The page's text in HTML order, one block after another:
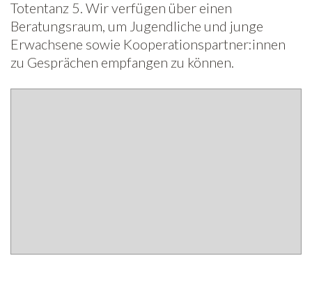
Totentanz 5. Wir verfügen über einen
Beratungsraum, um Jugendliche und junge
Erwachsene sowie Kooperationspartner:innen
zu Gesprächen empfangen zu können.